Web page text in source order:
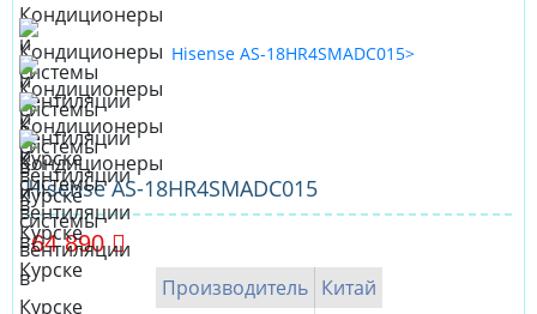
Hisense AS-18HR4SMADC015
64 890
Производитель Китай